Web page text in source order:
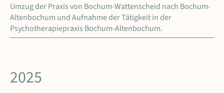
Umzug der Praxis von Bochum-Wattenscheid nach Bochum-
Altenbochum und Aufnahme der Tätigkeit in der
Psychotherapiepraxis Bochum-Altenbochum.
2025